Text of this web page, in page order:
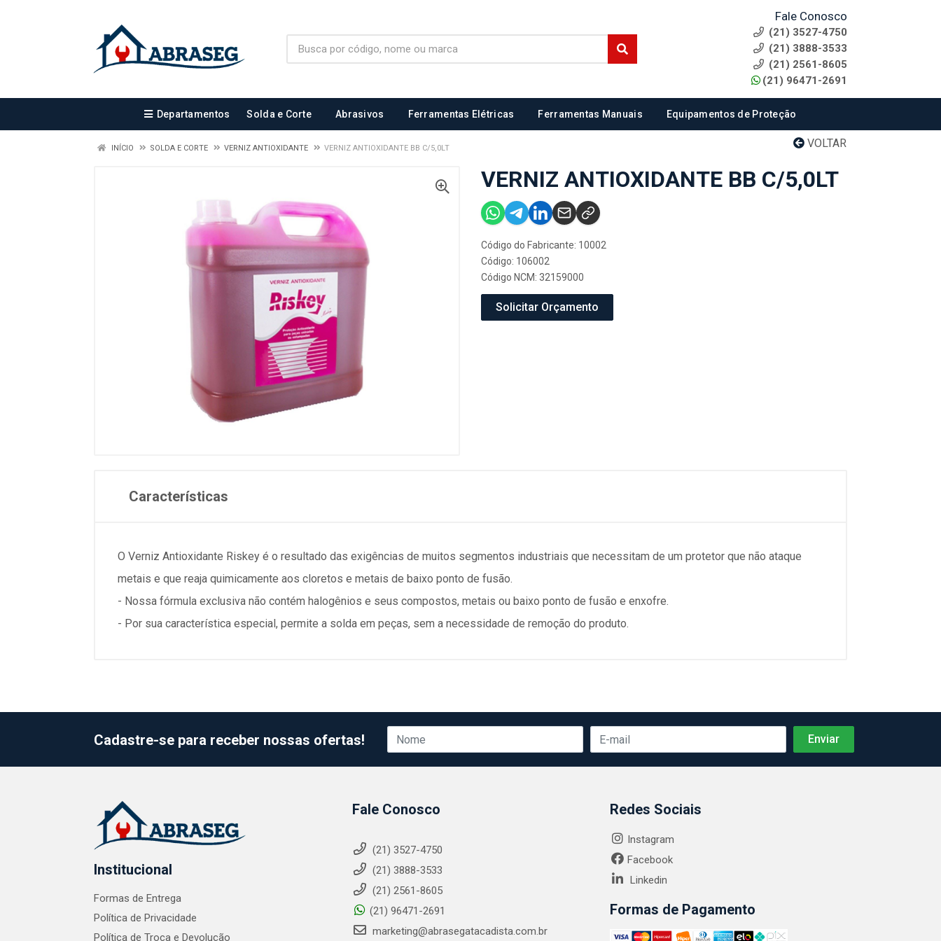
Fale Conosco
(21) 3527-4750
(21) 3888-3533
(21) 2561-8605
(21) 96471-2691
Departamentos Solda e Corte Abrasivos Ferramentas Elétricas Ferramentas Manuais Equipamentos de Proteção
VOLTAR
INÍCIO SOLDA E CORTE VERNIZ ANTIOXIDANTE VERNIZ ANTIOXIDANTE BB C/5,0LT
VERNIZ ANTIOXIDANTE BB C/5,0LT
Código do Fabricante: 10002
Código: 106002
Código NCM: 32159000
Solicitar Orçamento
Características
O Verniz Antioxidante Riskey é o resultado das exigências de muitos segmentos industriais que necessitam de um protetor que não ataque
metais e que reaja quimicamente aos cloretos e metais de baixo ponto de fusão.
- Nossa fórmula exclusiva não contém halogênios e seus compostos, metais ou baixo ponto de fusão e enxofre.
- Por sua característica especial, permite a solda em peças, sem a necessidade de remoção do produto.
Cadastre-se para receber nossas ofertas!
Institucional
Formas de Entrega
Política de Privacidade
Política de Troca e Devolução
Fale Conosco
(21) 3527-4750
(21) 3888-3533
(21) 2561-8605
(21) 96471-2691
marketing@abrasegatacadista.com.br
Redes Sociais
Instagram
Facebook
Linkedin
Formas de Pagamento